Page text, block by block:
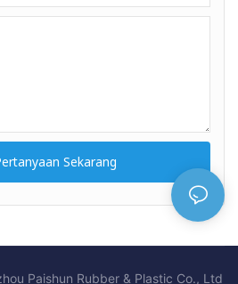
Sekarang
Paishun Rubber & Plastic Co., Ltd